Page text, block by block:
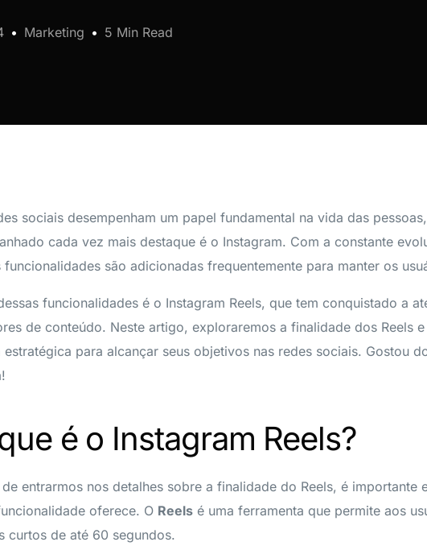
Marketing 5 Min Read
sociais desempenham um papel fundamental na vida das
cada vez mais destaque é o Instagram. Com a constante
funcionalidades são adicionadas frequentemente para manter os
funcionalidades é o Instagram Reels, que tem conquistado a
de conteúdo. Neste artigo, exploraremos a finalidade dos Reels
para alcançar seus objetivos nas redes sociais. Gostou
é o Instagram Reels?
de entrarmos nos detalhes sobre a finalidade do Reels, é importante
oferece. O Reels é uma ferramenta que permite aos
curtos de até 60 segundos.